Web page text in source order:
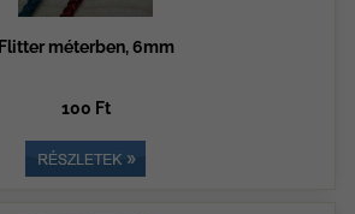
Flitter méterben, 6mm
100 Ft